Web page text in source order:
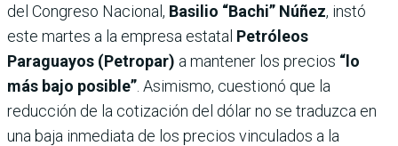
del Congreso Nacional, Basilio “Bachi” Núñez, instó
este martes a la empresa estatal Petróleos
Paraguayos (Petropar) a mantener los precios “lo
más bajo posible” . Asimismo, cuestionó que la
reducción de la cotización del dólar no se traduzca en
una baja inmediata de los precios vinculados a la